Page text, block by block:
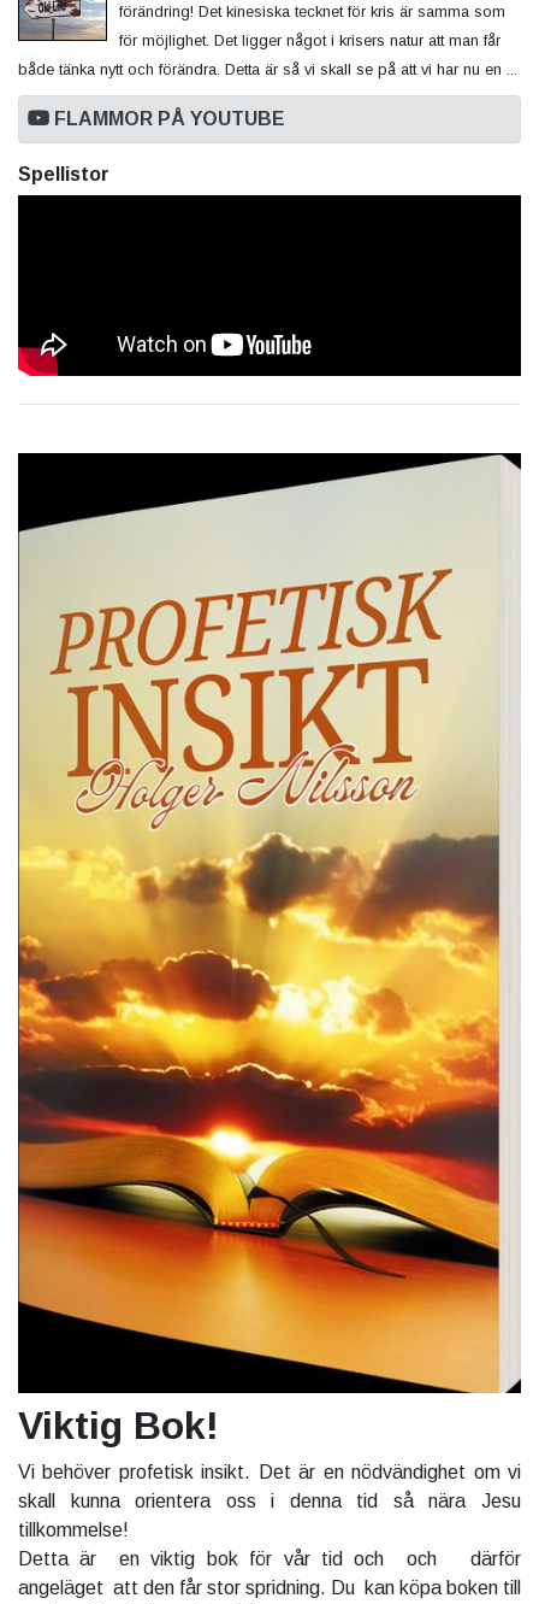
förändring! Det kinesiska tecknet för kris är samma som
för möjlighet. Det ligger något i krisers natur att man får
både tänka nytt och förändra. Detta är så vi skall se på att vi har nu en ...
FLAMMOR PÅ YOUTUBE
Spellistor
Viktig Bok!
Vi behöver profetisk insikt. Det är en nödvändighet om vi
skall kunna orientera oss i denna tid så nära Jesu
tillkommelse!
Detta är en viktig bok för vår tid och och därför
angeläget att den får stor spridning. Du kan köpa boken till